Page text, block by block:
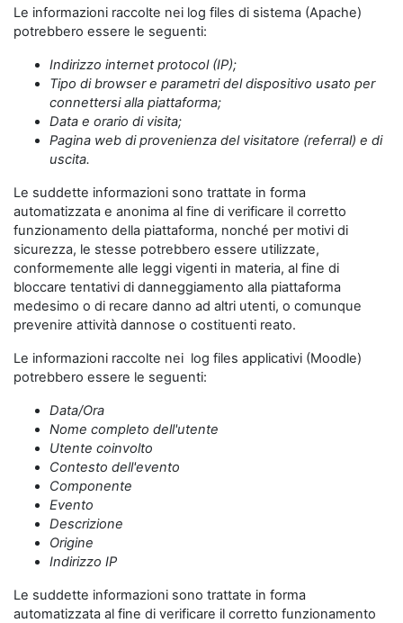
Le informazioni raccolte nei log files di sistema (Apache)
potrebbero essere le seguenti:
Indirizzo internet protocol (IP);
Tipo di browser e parametri del dispositivo usato per
connettersi alla piattaforma;
Data e orario di visita;
Pagina web di provenienza del visitatore (referral) e di
uscita.
Le suddette informazioni sono trattate in forma
automatizzata e anonima al fine di verificare il corretto
funzionamento della piattaforma, nonché per motivi di
sicurezza, le stesse potrebbero essere utilizzate,
conformemente alle leggi vigenti in materia, al fine di
bloccare tentativi di danneggiamento alla piattaforma
medesimo o di recare danno ad altri utenti, o comunque
prevenire attività dannose o costituenti reato.
Le informazioni raccolte nei log files applicativi (Moodle)
potrebbero essere le seguenti:
Data/Ora
Nome completo dell'utente
Utente coinvolto
Contesto dell'evento
Componente
Evento
Descrizione
Origine
Indirizzo IP
Le suddette informazioni sono trattate in forma
automatizzata al fine di verificare il corretto funzionamento